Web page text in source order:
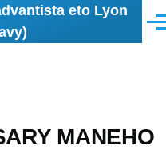
eto Lyon
MANEHO